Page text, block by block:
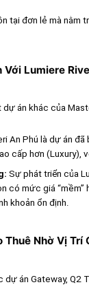
tại đơn lẻ mà nằm
Với Lumiere
dự án khác của
An Phú là dự án
cấp hơn (Luxury),
Sự phát triển của
có mức giá
khoản ổn định.
Thuê Nhờ Vị Trí
án Gateway, Q2